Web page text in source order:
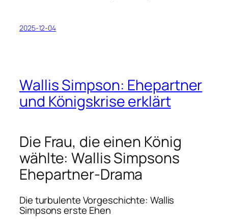
2025-12-04
Wallis Simpson: Ehepartner
und Königskrise erklärt
Die Frau, die einen König
wählte: Wallis Simpsons
Ehepartner-Drama
Die turbulente Vorgeschichte: Wallis
Simpsons erste Ehen